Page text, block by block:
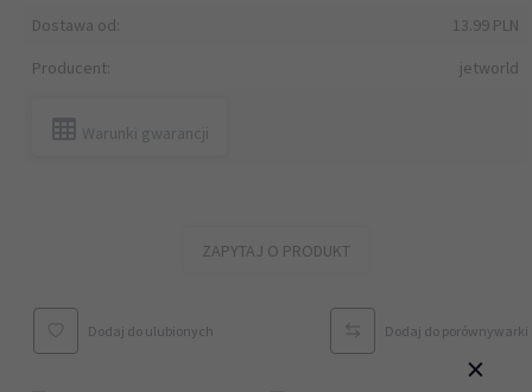
Dostawa od:
13.99 PLN
Producent:
jetworld
Warunki gwarancji
ZAPYTAJ O PRODUKT
Dodaj do ulubionych Dodaj do porównywarki
×